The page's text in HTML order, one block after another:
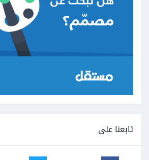
تابعنا على